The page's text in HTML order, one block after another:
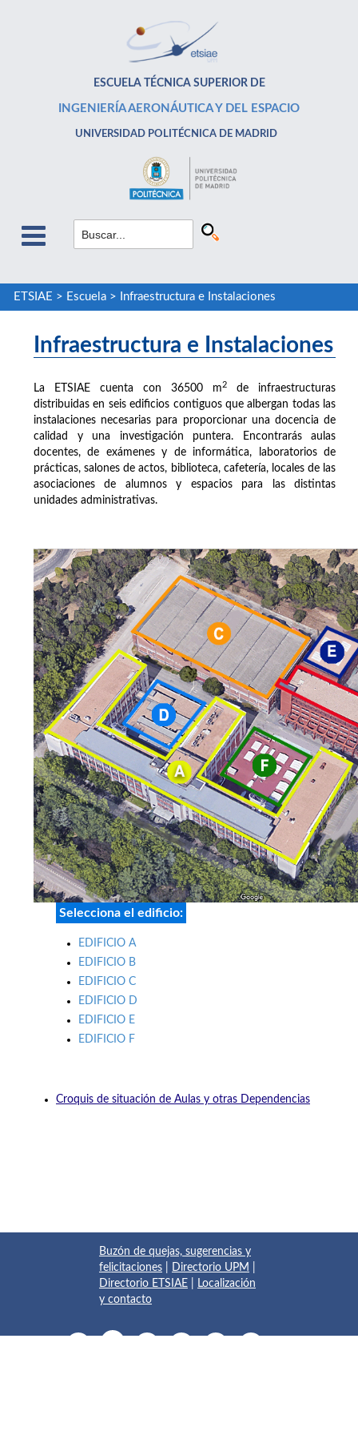
ESCUELA TÉCNICA SUPERIOR DE
INGENIERÍA AERONÁUTICA Y DEL ESPACIO
UNIVERSIDAD POLITÉCNICA DE MADRID
ETSIAE > Escuela> Infraestructura e Instalaciones
Infraestructura e Instalaciones
La ETSIAE cuenta con 36500 m2
de infraestructuras
distribuidas en seis edificios contiguos que albergan todas las
instalaciones necesarias para proporcionar una docencia de
calidad y una investigación puntera. Encontrarás aulas
docentes, de exámenes y de informática, laboratorios de
prácticas, salones de actos, biblioteca, cafetería, locales de las
asociaciones de alumnos y espacios para las distintas
unidades administrativas.
Selecciona el edificio:
EDIFICIO A
EDIFICIO B
EDIFICIO C
EDIFICIO D
EDIFICIO E
EDIFICIO F
Croquis de situación de Aulas y otras Dependencias
Buzón de quejas, sugerencias y
felicitaciones
Directorio UPM
Directorio ETSIAE
Localización
y contacto